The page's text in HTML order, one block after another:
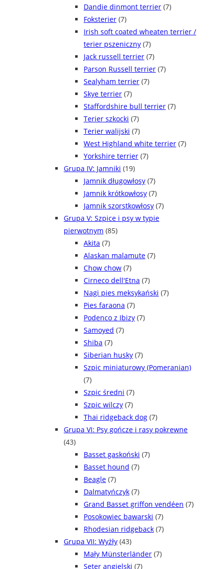
Dandie dinmont terrier (7)
Foksterier (7)
Irish soft coated wheaten terrier /
terier pszeniczny (7)
Jack russell terrier (7)
Parson Russell terrier (7)
Sealyham terrier (7)
Skye terrier (7)
Staffordshire bull terrier (7)
Terier szkocki (7)
Terier walijski (7)
West Highland white terrier (7)
Yorkshire terrier (7)
Grupa IV: Jamniki (19)
Jamnik długowłosy (7)
Jamnik krótkowłosy (7)
Jamnik szorstkowłosy (7)
Grupa V: Szpice i psy w typie
pierwotnym (85)
Akita (7)
Alaskan malamute (7)
Chow chow (7)
Cirneco dell'Etna (7)
Nagi pies meksykański (7)
Pies faraona (7)
Podenco z Ibizy (7)
Samoyed (7)
Shiba (7)
Siberian husky (7)
Szpic miniaturowy (Pomeranian)
(7)
Szpic średni (7)
Szpic wilczy (7)
Thai ridgeback dog (7)
Grupa VI: Psy gończe i rasy pokrewne
(43)
Basset gaskoński (7)
Basset hound (7)
Beagle (7)
Dalmatyńczyk (7)
Grand Basset griffon vendéen (7)
Posokowiec bawarski (7)
Rhodesian ridgeback (7)
Grupa VII: Wyżły (43)
Mały Münsterländer (7)
Seter angielski (7)